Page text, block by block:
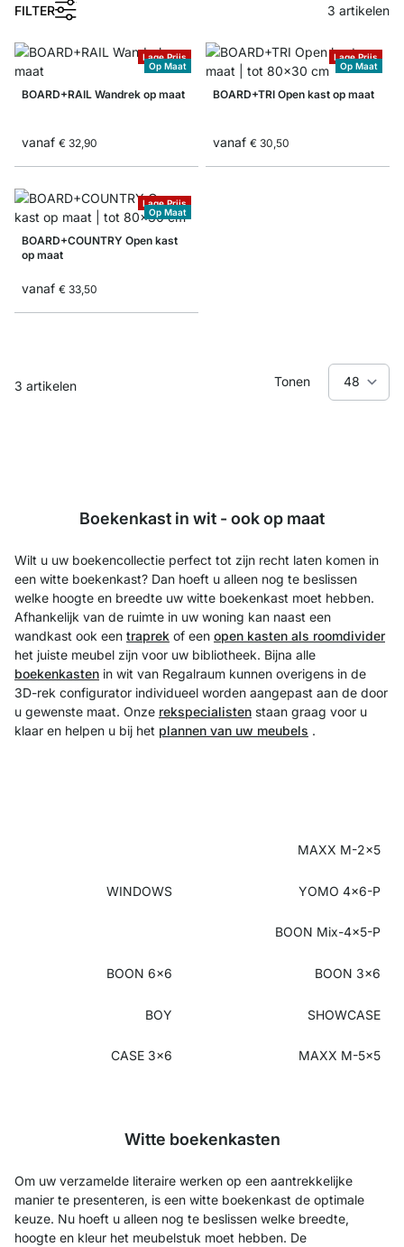
FILTER 3 artikelen
Lage Prijs
Op Maat
BOARD+RAIL Wandrek op maat
vanaf € 32,90
Lage Prijs
Op Maat
BOARD+TRI Open kast op maat
vanaf € 30,50
Lage Prijs
Op Maat
BOARD+COUNTRY Open kast
op maat
vanaf € 33,50
3 artikelen Tonen
Boekenkast in wit - ook op maat
Wilt u uw boekencollectie perfect tot zijn recht laten komen in
een witte boekenkast? Dan hoeft u alleen nog te beslissen
welke hoogte en breedte uw witte boekenkast moet hebben.
Afhankelijk van de ruimte in uw woning kan naast een
wandkast ook een traprek of een open kasten als roomdivider
het juiste meubel zijn voor uw bibliotheek. Bijna alle
boekenkasten in wit van Regalraum kunnen overigens in de
3D-rek configurator individueel worden aangepast aan de door
u gewenste maat. Onze rekspecialisten staan graag voor u
klaar en helpen u bij het plannen van uw meubels .
MAXX M-2x5
WINDOWS YOMO 4x6-P
BOON Mix-4x5-P
BOON 6x6 BOON 3x6
BOY SHOWCASE
CASE 3x6 MAXX M-5x5
Witte boekenkasten
Om uw verzamelde literaire werken op een aantrekkelijke
manier te presenteren, is een witte boekenkast de optimale
keuze. Nu hoeft u alleen nog te beslissen welke breedte,
hoogte en kleur het meubelstuk moet hebben. De